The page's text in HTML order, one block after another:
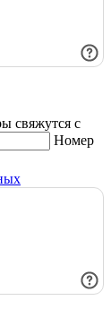
свяжутся с
Номер